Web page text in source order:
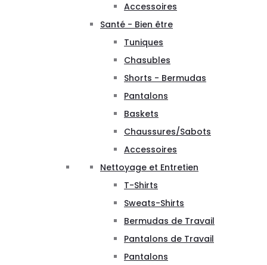
Accessoires
Santé - Bien être
Tuniques
Chasubles
Shorts - Bermudas
Pantalons
Baskets
Chaussures/Sabots
Accessoires
Nettoyage et Entretien
T-Shirts
Sweats-Shirts
Bermudas de Travail
Pantalons de Travail
Pantalons